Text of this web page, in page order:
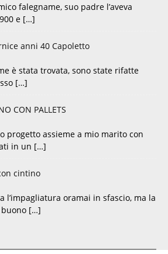
falegname, suo padre l’aveva
e […]
anni 40 Capoletto
è stata trovata, sono state rifatte
[…]
CON PALLETS
progetto assieme a mio marito con
in un […]
cintino
l’impagliatura oramai in sfascio, ma la
[…]